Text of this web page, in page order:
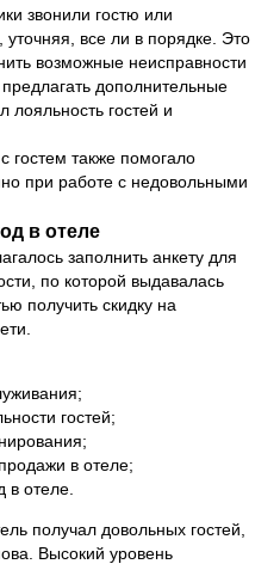
звонили гостю или
уточняя, все ли в порядке. Это
возможные неисправности
дополнительные
лояльность гостей и
гостем также помогало
при работе с недовольными
в отеле
заполнить анкету для
по которой выдавалась
получить скидку на
гостей;
в отеле;
в отеле.
получал довольных гостей,
Высокий уровень